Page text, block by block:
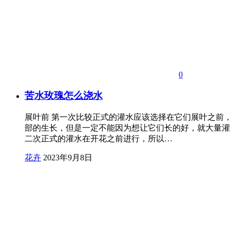
0
苦水玫瑰怎么浇水
展叶前 第一次比较正式的灌水应该选择在它们展叶之
部的生长，但是一定不能因为想让它们长的好，就大量
二次正式的灌水在开花之前进行，所以…
花卉 2023年9月8日